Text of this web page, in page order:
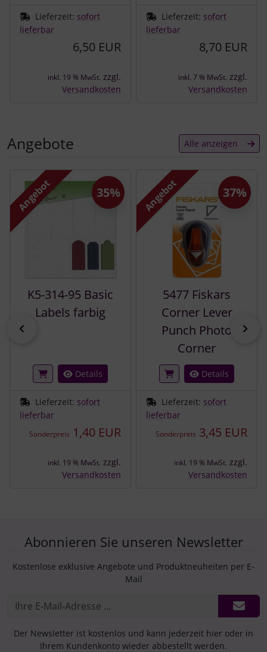
Lieferzeit: sofort
lieferbar
6,50 EUR
inkl. 19 % MwSt. zzgl.
Versandkosten
Lieferzeit: sofort
lieferbar
8,70 EUR
inkl. 7 % MwSt. zzgl.
Versandkosten
Angebote Alle anzeigen
Es folgt ein Produktslider - navigieren Sie mit der Tab-
Angebot
K5-314-95 Basic
Labels farbig
Details
Lieferzeit: sofort
lieferbar
Sonderpreis 1,40 EUR
35%
inkl. 19 % MwSt. zzgl.
Versandkosten
Angebot
5477 Fiskars
Corner Lever
Punch Photo
Corner
Details
Lieferzeit: sofort
lieferbar
Sonderpreis 3,45 EUR
37%
inkl. 19 % MwSt. zzgl.
Versandkosten
Abonnieren Sie unseren Newsletter
Kostenlose exklusive Angebote und Produktneuheiten per E-
Mail
Der Newsletter ist kostenlos und kann jederzeit hier oder in
Ihrem Kundenkonto wieder abbestellt werden.